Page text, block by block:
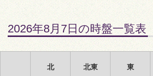
2026年8月7日の時盤一覧表
北 北東 東